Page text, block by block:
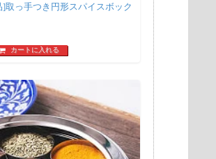
取っ手つき円形スパイスボック
カートに入れる